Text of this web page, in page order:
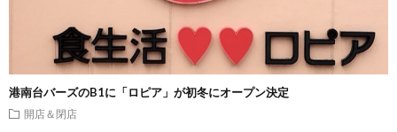
港南台バーズのB1に「ロピア」が初冬にオープン決定
開店＆閉店